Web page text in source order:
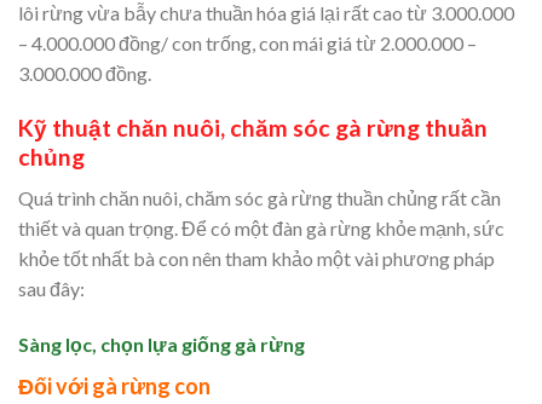
lôi rừng vừa bẫy chưa thuần hóa giá lại rất cao từ 3.000.000
– 4.000.000 đồng/ con trống, con mái giá từ 2.000.000 –
3.000.000 đồng.
Kỹ thuật chăn nuôi, chăm sóc gà rừng thuần
chủng
Quá trình chăn nuôi, chăm sóc gà rừng thuần chủng rất cần
thiết và quan trọng. Để có một đàn gà rừng khỏe mạnh, sức
khỏe tốt nhất bà con nên tham khảo một vài phương pháp
sau đây:
Sàng lọc, chọn lựa giống gà rừng
Đối với gà rừng con